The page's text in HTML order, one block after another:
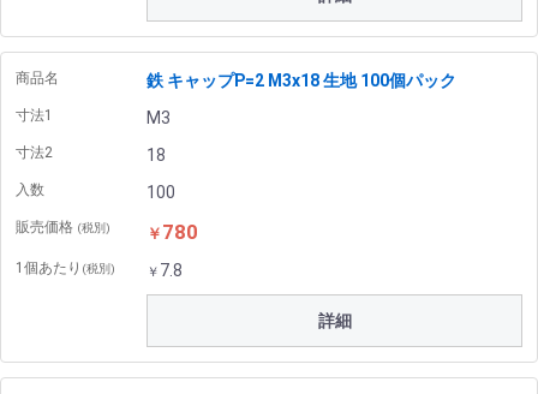
商品名 鉄 キャップP=2 M3x18 生地 100個パック
寸法1 M3
寸法2 18
入数 100
販売価格 (税別) ￥ 780
1個あたり (税別) ￥ 7.8
詳細